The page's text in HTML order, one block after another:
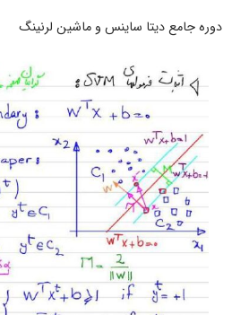
دوره جامع دیتا ساینس و ماشین لرنینگ